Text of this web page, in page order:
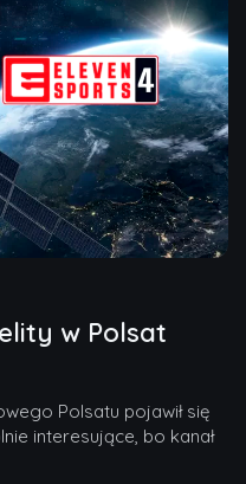
w Polsat
Polsatu pojawił się
interesujące, bo kanał